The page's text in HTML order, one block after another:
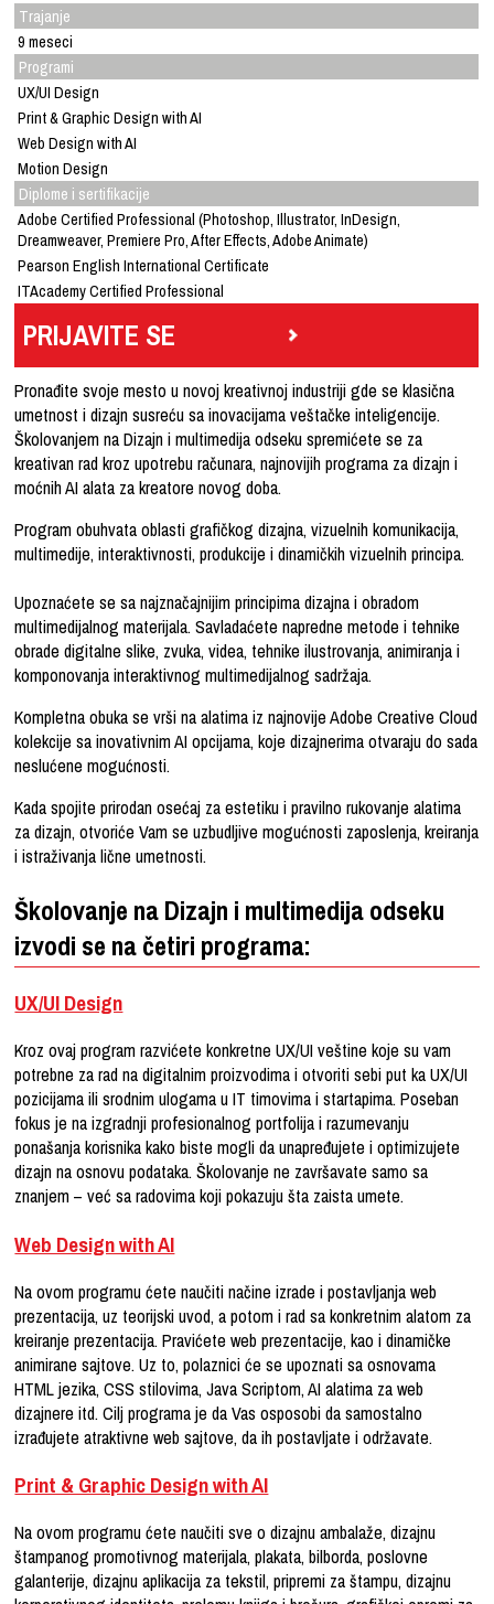
Trajanje
9 meseci
Programi
UX/UI Design
Print & Graphic Design with AI
Web Design with AI
Motion Design
Diplome i sertifikacije
Adobe Certified Professional (Photoshop, Illustrator, InDesign,
Dreamweaver, Premiere Pro, After Effects, Adobe Animate)
Pearson English International Certificate
ITAcademy Certified Professional
PRIJAVITE SE
Pronađite svoje mesto u novoj kreativnoj industriji gde se klasična
umetnost i dizajn susreću sa inovacijama veštačke inteligencije.
Školovanjem na Dizajn i multimedija odseku spremićete se za
kreativan rad kroz upotrebu računara, najnovijih programa za dizajn i
moćnih AI alata za kreatore novog doba.
Program obuhvata oblasti grafičkog dizajna, vizuelnih komunikacija,
multimedije, interaktivnosti, produkcije i dinamičkih vizuelnih principa.
Upoznaćete se sa najznačajnijim principima dizajna i obradom
multimedijalnog materijala. Savladaćete napredne metode i tehnike
obrade digitalne slike, zvuka, videa, tehnike ilustrovanja, animiranja i
komponovanja interaktivnog multimedijalnog sadržaja.
Kompletna obuka se vrši na alatima iz najnovije Adobe Creative Cloud
kolekcije sa inovativnim AI opcijama, koje dizajnerima otvaraju do sada
neslućene mogućnosti.
Kada spojite prirodan osećaj za estetiku i pravilno rukovanje alatima
za dizajn, otvoriće Vam se uzbudljive mogućnosti zaposlenja, kreiranja
i istraživanja lične umetnosti.
Školovanje na Dizajn i multimedija odseku
izvodi se na četiri programa:
UX/UI Design
Kroz ovaj program razvićete konkretne UX/UI veštine koje su vam
potrebne za rad na digitalnim proizvodima i otvoriti sebi put ka UX/UI
pozicijama ili srodnim ulogama u IT timovima i startapima. Poseban
fokus je na izgradnji profesionalnog portfolija i razumevanju
ponašanja korisnika kako biste mogli da unapređujete i optimizujete
dizajn na osnovu podataka. Školovanje ne završavate samo sa
znanjem – već sa radovima koji pokazuju šta zaista umete.
Web Design with AI
Na ovom programu ćete naučiti načine izrade i postavljanja web
prezentacija, uz teorijski uvod, a potom i rad sa konkretnim alatom za
kreiranje prezentacija. Pravićete web prezentacije, kao i dinamičke
animirane sajtove. Uz to, polaznici će se upoznati sa osnovama
HTML jezika, CSS stilovima, Java Scriptom, AI alatima za web
dizajnere itd. Cilj programa je da Vas osposobi da samostalno
izrađujete atraktivne web sajtove, da ih postavljate i održavate.
Print & Graphic Design with AI
Na ovom programu ćete naučiti sve o dizajnu ambalaže, dizajnu
štampanog promotivnog materijala, plakata, bilborda, poslovne
galanterije, dizajnu aplikacija za tekstil, pripremi za štampu, dizajnu